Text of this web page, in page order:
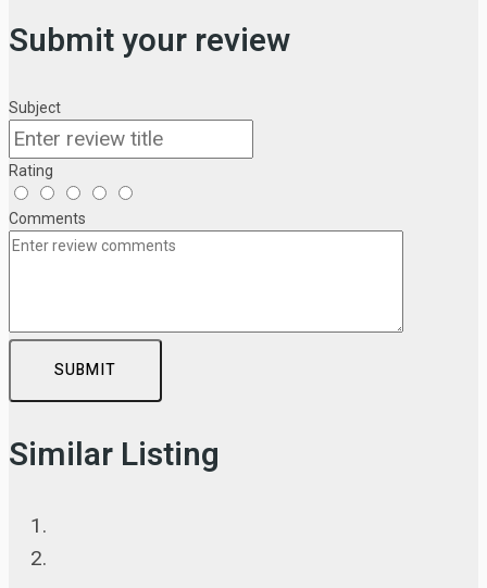
Submit your review
Subject
Rating
Comments
SUBMIT
Similar Listing